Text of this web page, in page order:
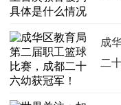
成
二